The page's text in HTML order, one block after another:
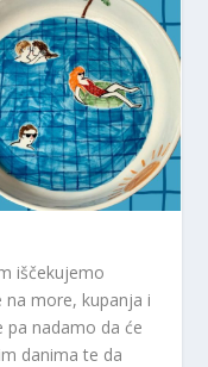
iščekujemo
more, kupanja i
pa nadamo da će
danima te da